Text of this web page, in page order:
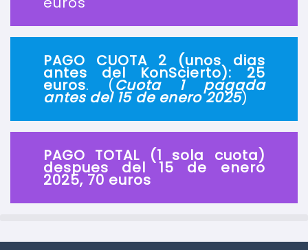
PAGO CUOTA 2 (unos dias
antes del KonScierto): 25
euros. (Cuota 1 pagada
antes del 15 de enero 2025)
PAGO TOTAL (1 sola cuota)
despues del 15 de enero
2025, 70 euros